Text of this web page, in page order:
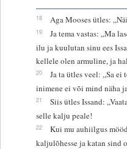
18 Aga Mooses ütles:
19
Ja tema vastas: „Ma
ilu ja kuulutan sinu ees
kellele olen armuline, ja
20
Ja ta ütles veel: „Sa ei
inimene ei või mind näha
21
Siis ütles Issand:
selle kalju peale!
22
Kui mu auhiilgus
kaljulõhesse ja katan sind